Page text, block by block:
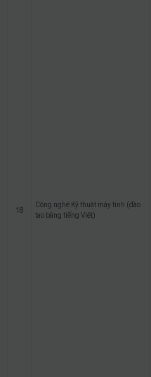
18
Công nghệ Kỹ thuật máy tính (đào
tạo bằng tiếng Việt)